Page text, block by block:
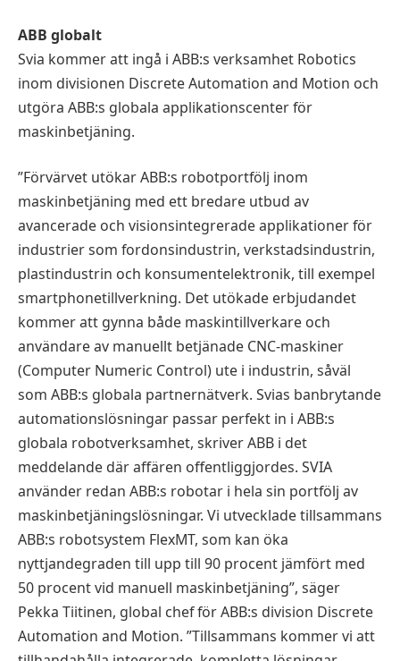
ABB globalt
Svia kommer att ingå i ABB:s verksamhet Robotics
inom divisionen Discrete Automation and Motion och
utgöra ABB:s globala applikationscenter för
maskinbetjäning.
”Förvärvet utökar ABB:s robotportfölj inom
maskinbetjäning med ett bredare utbud av
avancerade och visionsintegrerade applikationer för
industrier som fordonsindustrin, verkstadsindustrin,
plastindustrin och konsumentelektronik, till exempel
smartphonetillverkning. Det utökade erbjudandet
kommer att gynna både maskintillverkare och
användare av manuellt betjänade CNC-maskiner
(Computer Numeric Control) ute i industrin, såväl
som ABB:s globala partnernätverk. Svias banbrytande
automationslösningar passar perfekt in i ABB:s
globala robotverksamhet, skriver ABB i det
meddelande där affären offentliggjordes. SVIA
använder redan ABB:s robotar i hela sin portfölj av
maskinbetjäningslösningar. Vi utvecklade tillsammans
ABB:s robotsystem FlexMT, som kan öka
nyttjandegraden till upp till 90 procent jämfört med
50 procent vid manuell maskinbetjäning”, säger
Pekka Tiitinen, global chef för ABB:s division Discrete
Automation and Motion. ”Tillsammans kommer vi att